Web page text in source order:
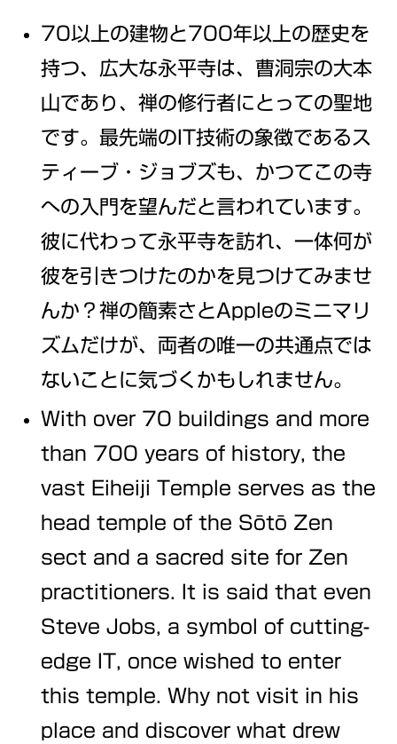
70以上の建物と700年以上の歴史を
持つ、広大な永平寺は、曹洞宗の大本
山であり、禅の修行者にとっての聖地
です。最先端のIT技術の象徴であるス
ティーブ・ジョブズも、かつてこの寺
への入門を望んだと言われています。
彼に代わって永平寺を訪れ、一体何が
彼を引きつけたのかを見つけてみませ
んか？禅の簡素さとAppleのミニマリ
ズムだけが、両者の唯一の共通点では
ないことに気づくかもしれません。
With over 70 buildings and more
than 700 years of history, the
vast Eiheiji Temple serves as the
head temple of the Sōtō Zen
sect and a sacred site for Zen
practitioners. It is said that even
Steve Jobs, a symbol of cutting-
edge IT, once wished to enter
this temple. Why not visit in his
place and discover what drew